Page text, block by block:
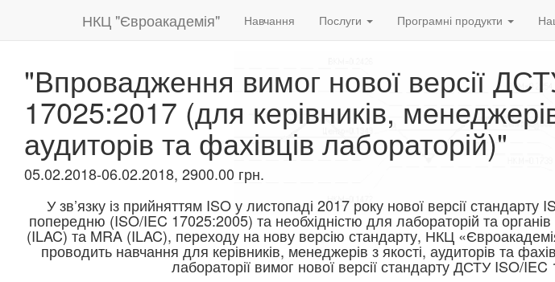
НКЦ "Євроакадемія" Навчання Послуги Програмні продукти
"Впровадження вимог нової версії
17025:2017 (для керівників,
аудиторів та фахівців лабораторій)"
05.02.2018-06.02.2018, 2900.00 грн.
У зв’язку із прийняттям ISO у листопаді 2017 року нової версії
попередню (ISO/IEC 17025:2005) та необхідністю для лабораторій та органів
(ILAC) та MRA (ILAC), переходу на нову версію стандарту, НКЦ
проводить навчання для керівників, менеджерів з якості, аудиторів та
лабораторії вимог нової версії стандарту ДСТУ ISO/